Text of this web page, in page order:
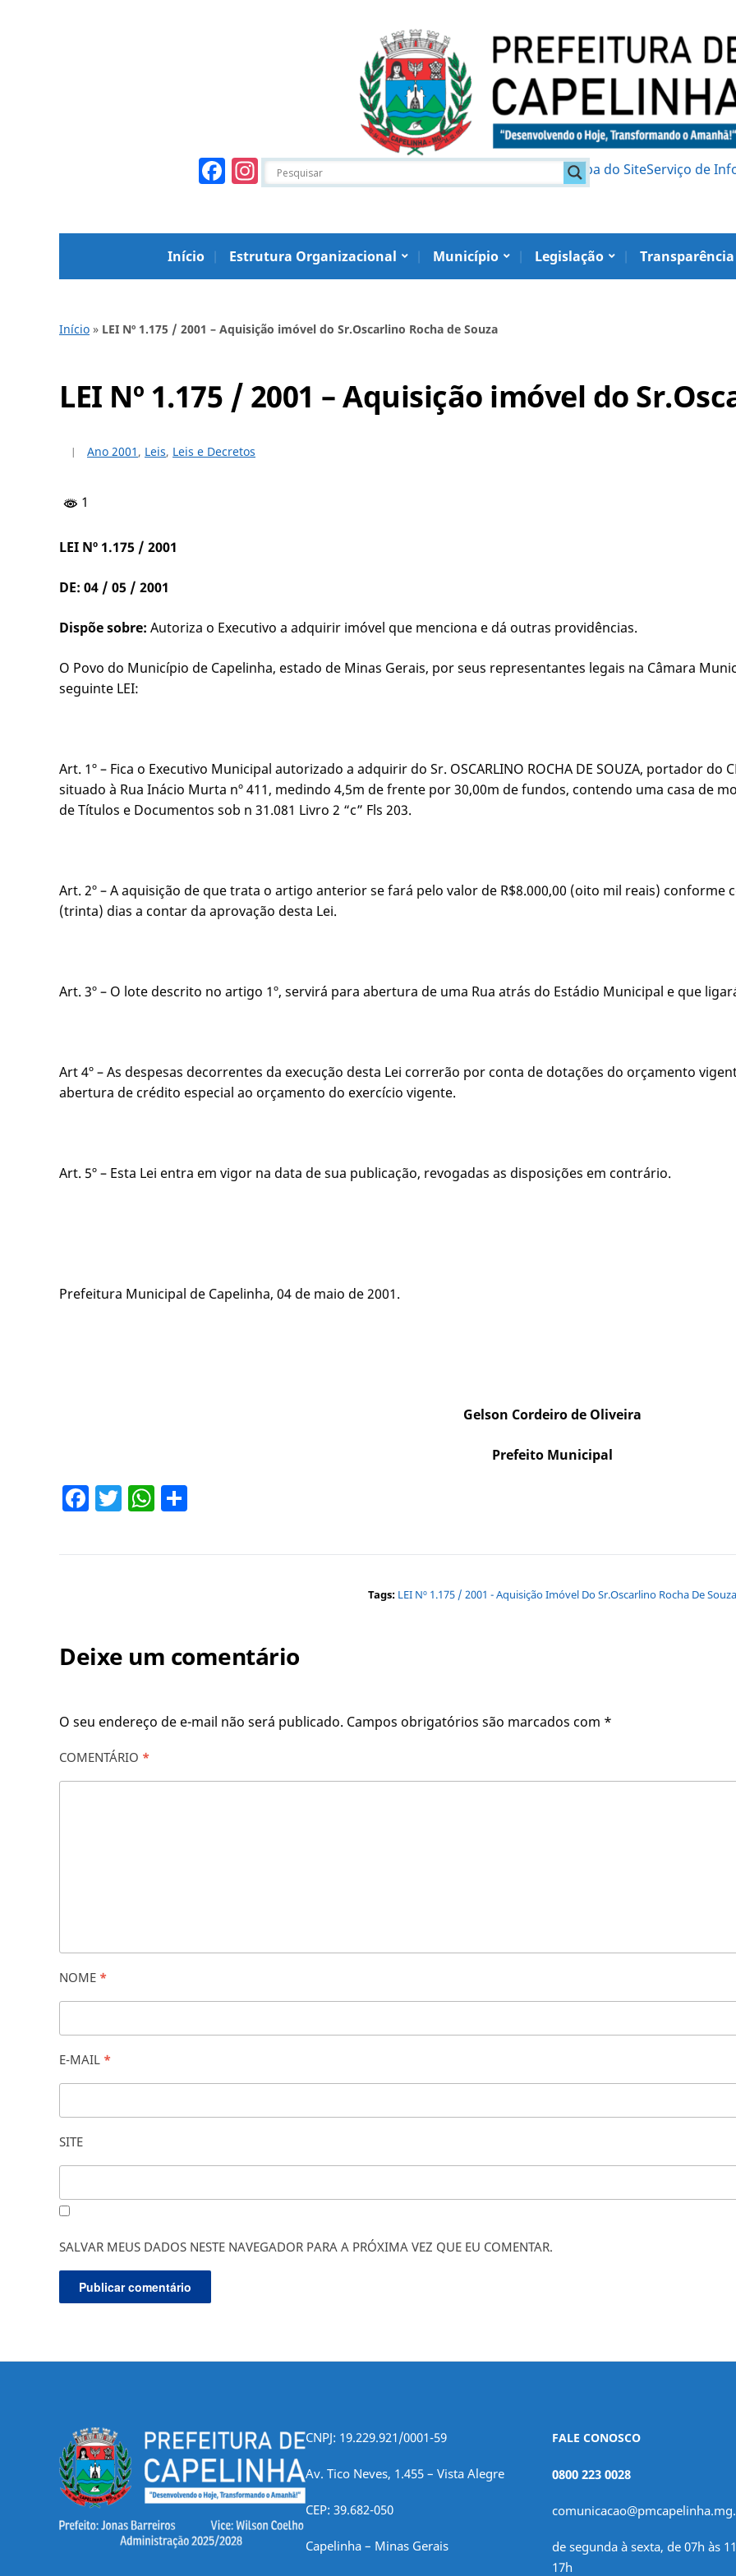
Facebook
Instagram Mapa do SiteServiço de
Início Estrutura Organizacional Município Legislação Transparência
Início » LEI Nº 1.175 / 2001 – Aquisição imóvel do Sr.Oscarlino Rocha de Souza
LEI Nº 1.175 / 2001 – Aquisição imóvel do
Ano 2001 , Leis, Leis e Decretos
1
LEI Nº 1.175 / 2001
DE: 04 / 05 / 2001
Dispõe sobre: Autoriza o Executivo a adquirir imóvel que menciona e dá outras providências.
O Povo do Município de Capelinha, estado de Minas Gerais, por seus representantes legais na Câmara
seguinte LEI:
Art. 1º – Fica o Executivo Municipal autorizado a adquirir do Sr. OSCARLINO ROCHA DE SOUZA, portador do
situado à Rua Inácio Murta nº 411, medindo 4,5m de frente por 30,00m de fundos, contendo uma casa de
de Títulos e Documentos sob n 31.081 Livro 2 “c” Fls 203.
Art. 2º – A aquisição de que trata o artigo anterior se fará pelo valor de R$8.000,00 (oito mil reais)
(trinta) dias a contar da aprovação desta Lei.
Art. 3º – O lote descrito no artigo 1º, servirá para abertura de uma Rua atrás do Estádio Municipal e que
Art 4º – As despesas decorrentes da execução desta Lei correrão por conta de dotações do orçamento
abertura de crédito especial ao orçamento do exercício vigente.
Art. 5º – Esta Lei entra em vigor na data de sua publicação, revogadas as disposições em contrário.
Prefeitura Municipal de Capelinha, 04 de maio de 2001.
Gelson Cordeiro de Oliveira
Prefeito Municipal
Facebook
TwitterWhatsApp
Tags: LEI Nº 1.175 / 2001 - Aquisição Imóvel Do Sr.Oscarlino Rocha De Souza
Deixe um comentário
O seu endereço de e-mail não será publicado. Campos obrigatórios são marcados com *
COMENTÁRIO *
NOME *
E-MAIL *
SITE
SALVAR MEUS DADOS NESTE NAVEGADOR PARA A PRÓXIMA VEZ QUE EU COMENTAR.
CNPJ: 19.229.921/0001-59
Av. Tico Neves, 1.455 – Vista Alegre
CEP: 39.682-050
Capelinha – Minas Gerais
FALE CONOSCO
0800 223 0028
de segunda à sexta, de 07h às
17h